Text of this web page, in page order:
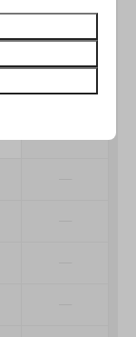
ven
232 €
—